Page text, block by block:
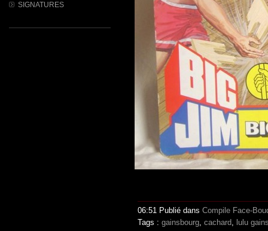
SIGNATURES
06:51 Publié dans Compile Face-
Tags : gainsbourg cachard lulu